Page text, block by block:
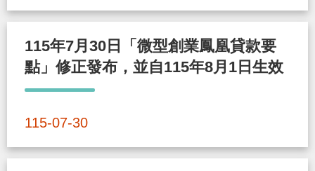
及
訊
安
全
政
115年7月30日「微型創業鳳凰貸款要
點」修正發布，並自115年8月1日生效
115-07-30